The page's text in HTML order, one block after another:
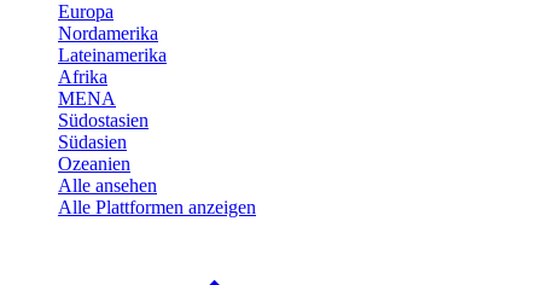
Europa
Nordamerika
Lateinamerika
Afrika
MENA
Südostasien
Südasien
Ozeanien
Alle ansehen
Alle Plattformen anzeigen